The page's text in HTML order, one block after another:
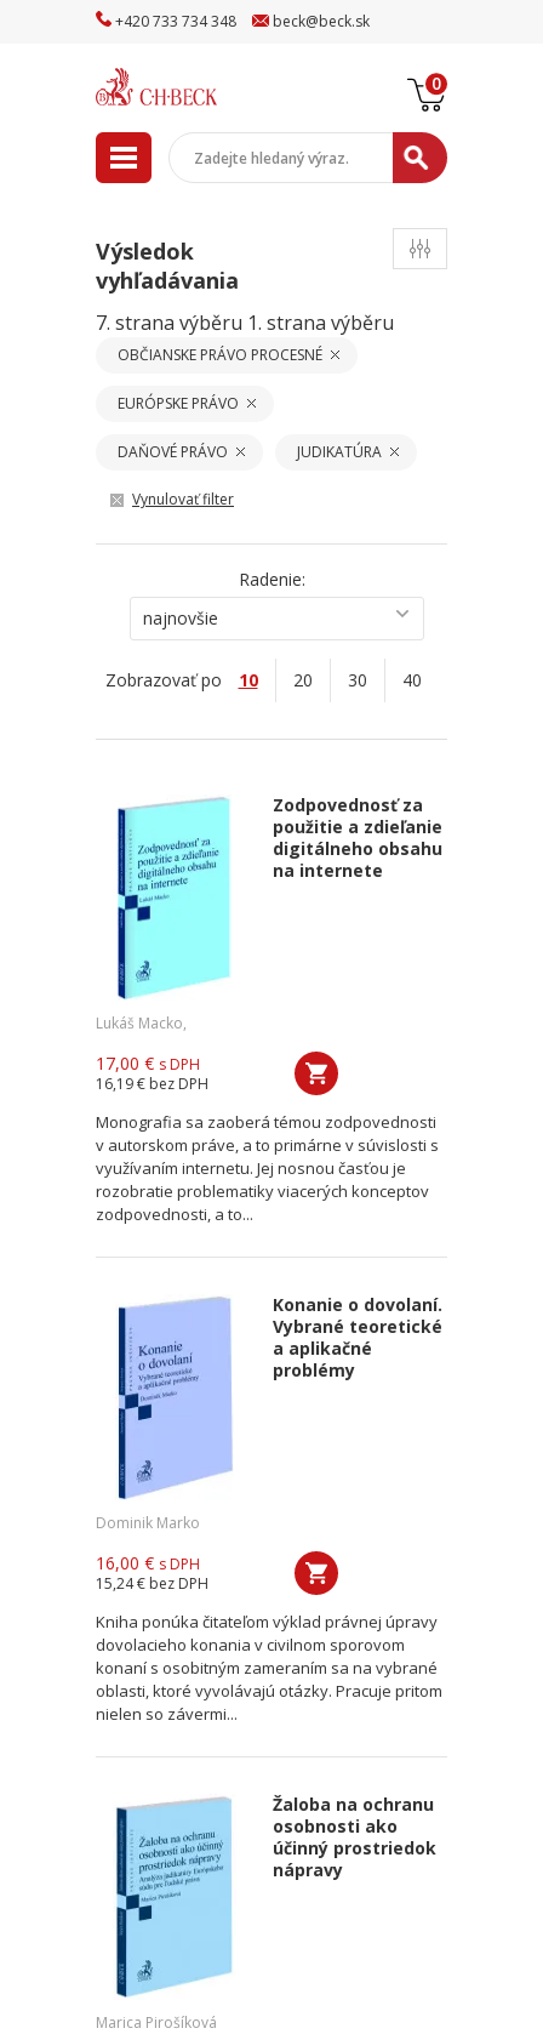
+420733 734348 beck@beck.sk
0
Výsledok
vyhľadávania
7. strana výběru 1. strana výběru
OBČIANSKE PRÁVO PROCESNÉ
EURÓPSKE PRÁVO
DAŇOVÉ PRÁVO JUDIKATÚRA
Vynulovať filter
Radenie:
najnovšie
Zobrazovať po 10 20 30 40
Zodpovednosť za
použitie a zdieľanie
digitálneho obsahu
na internete
Lukáš Macko,
17,00 € s DPH
16,19 € bez DPH
Monografia sa zaoberá témou zodpovednosti
v autorskom práve, a to primárne v súvislosti s
využívaním internetu. Jej nosnou časťou je
rozobratie problematiky viacerých konceptov
zodpovednosti, a to...
Konanie o dovolaní.
Vybrané teoretické
a aplikačné
problémy
Dominik Marko
16,00 € s DPH
15,24 € bez DPH
Kniha ponúka čitateľom výklad právnej úpravy
dovolacieho konania v civilnom sporovom
konaní s osobitným zameraním sa na vybrané
oblasti, ktoré vyvolávajú otázky. Pracuje pritom
nielen so závermi...
Žaloba na ochranu
osobnosti ako
účinný prostriedok
nápravy
Marica Pirošíková